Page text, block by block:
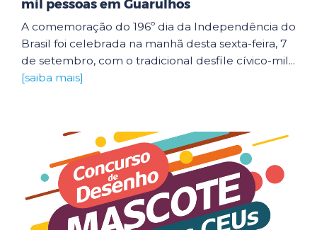
mil pessoas em Guarulhos
A comemoração do 196º dia da Independência do
Brasil foi celebrada na manhã desta sexta-feira, 7
de setembro, com o tradicional desfile cívico-mil...
[saiba mais]